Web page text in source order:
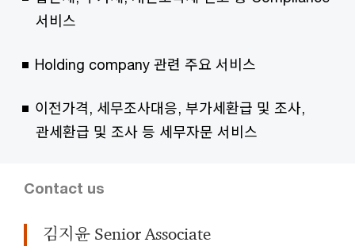
서비스
Holding company 관련 주요 서비스
이전가격, 세무조사대응, 부가세환급 및 조사,
관세환급 및 조사 등 세무자문 서비스
Contact us
김지윤 Senior Associate